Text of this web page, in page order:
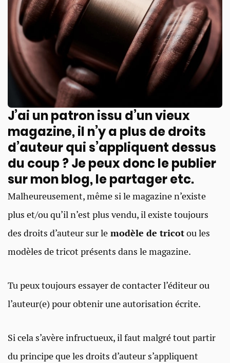
J’ai un patron issu d’un vieux
magazine, il n’y a plus de droits
d’auteur qui s’appliquent dessus
du coup ? Je peux donc le publier
sur mon blog, le partager etc.
Malheureusement, même si le magazine n’existe
plus et/ou qu’il n’est plus vendu, il existe toujours
des droits d’auteur sur le modèle de tricotou les
modèles de tricot présents dans le magazine.
Tu peux toujours essayer de contacter l’éditeur ou
l’auteur(e) pour obtenir une autorisation écrite.
Si cela s’avère infructueux, il faut malgré tout partir
du principe que les droits d’auteur s’appliquent